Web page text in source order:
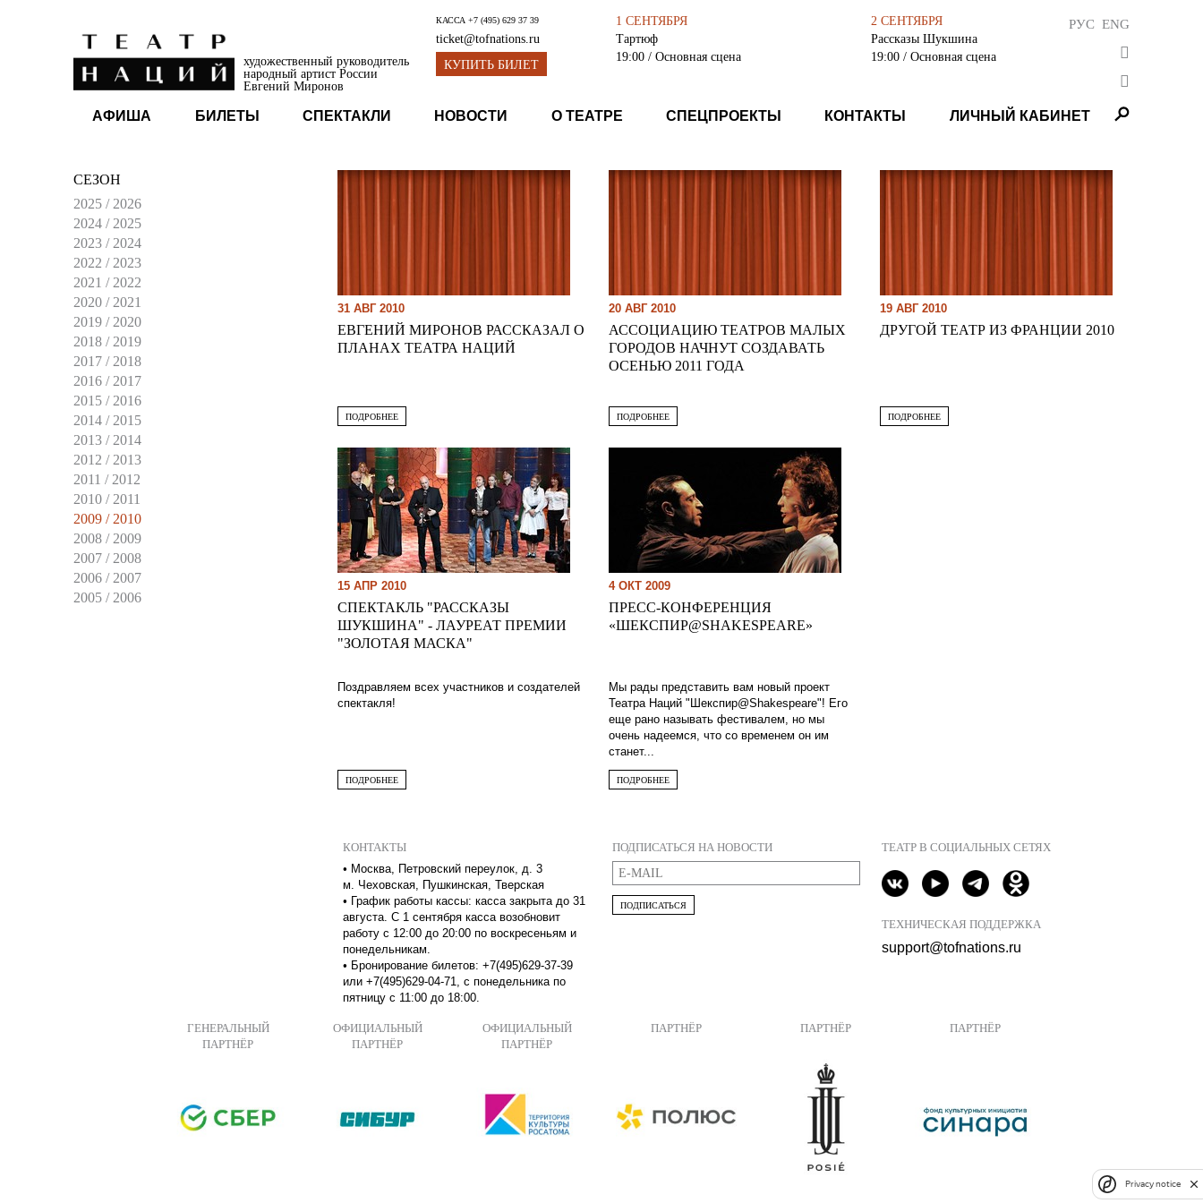
художественный руководитель
народный артист России
Евгений Миронов
КАССА +7 (495) 629 37 39
ticket@tofnations.ru
КУПИТЬ БИЛЕТ
1 СЕНТЯБРЯ
Тартюф
19:00 / Основная сцена
2 СЕНТЯБРЯ
Рассказы Шукшина
19:00 / Основная сцена
РУС ENG
АФИША БИЛЕТЫ СПЕКТАКЛИ НОВОСТИ О ТЕАТРЕ СПЕЦПРОЕКТЫ КОНТАКТЫ ЛИЧНЫЙ КАБИНЕТ
СЕЗОН
2025 / 2026
2024 / 2025
2023 / 2024
2022 / 2023
2021 / 2022
2020 / 2021
2019 / 2020
2018 / 2019
2017 / 2018
2016 / 2017
2015 / 2016
2014 / 2015
2013 / 2014
2012 / 2013
2011 / 2012
2010 / 2011
2009 / 2010
2008 / 2009
2007 / 2008
2006 / 2007
2005 / 2006
31 АВГ 2010
ЕВГЕНИЙ МИРОНОВ РАССКАЗАЛ О
ПЛАНАХ ТЕАТРА НАЦИЙ
ПОДРОБНЕЕ
20 АВГ 2010
АССОЦИАЦИЮ ТЕАТРОВ МАЛЫХ
ГОРОДОВ НАЧНУТ СОЗДАВАТЬ
ОСЕНЬЮ 2011 ГОДА
ПОДРОБНЕЕ
19 АВГ 2010
ДРУГОЙ ТЕАТР ИЗ ФРАНЦИИ 2010
ПОДРОБНЕЕ
15 АПР 2010
СПЕКТАКЛЬ "РАССКАЗЫ
ШУКШИНА" - ЛАУРЕАТ ПРЕМИИ
"ЗОЛОТАЯ МАСКА"
Поздравляем всех участников и создателей
спектакля!
ПОДРОБНЕЕ
4 ОКТ 2009
ПРЕСС-КОНФЕРЕНЦИЯ
«ШЕКСПИР@SHAKESPEARE»
Мы рады представить вам новый проект
Театра Наций "Шекспир@Shakespearе"! Его
еще рано называть фестивалем, но мы
очень надеемся, что со временем он им
станет...
ПОДРОБНЕЕ
КОНТАКТЫ
• Москва, Петровский переулок, д. 3
м. Чеховская, Пушкинская, Тверская
• График работы кассы: касса закрыта до 31
августа. С 1 сентября касса возобновит
работу с 12:00 до 20:00 по воскресеньям и
понедельникам.
• Бронирование билетов: +7(495)629-37-39
или +7(495)629-04-71, с понедельника по
пятницу с 11:00 до 18:00.
ПОДПИСАТЬСЯ НА НОВОСТИ
ПОДПИСАТЬСЯ
ТЕАТР В СОЦИАЛЬНЫХ СЕТЯХ
ТЕХНИЧЕСКАЯ ПОДДЕРЖКА
support@tofnations.ru
ГЕНЕРАЛЬНЫЙ
ПАРТНЁР
ОФИЦИАЛЬНЫЙ
ПАРТНЁР
ОФИЦИАЛЬНЫЙ
ПАРТНЁР
ПАРТНЁР ПАРТНЁР ПАРТНЁР
Privacy notice